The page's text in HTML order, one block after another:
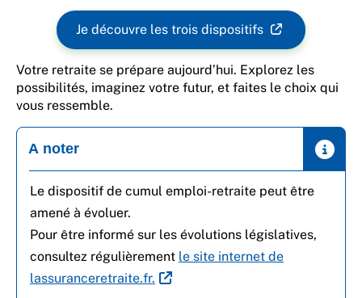
Je découvre les trois dispositifs
Votre retraite se prépare aujourd’hui. Explorez les
possibilités, imaginez votre futur, et faites le choix qui
vous ressemble.
A noter
Le dispositif de cumul emploi-retraite peut être
amené à évoluer.
Pour être informé sur les évolutions législatives,
consultez régulièrement le site internet de
lassuranceretraite.fr.